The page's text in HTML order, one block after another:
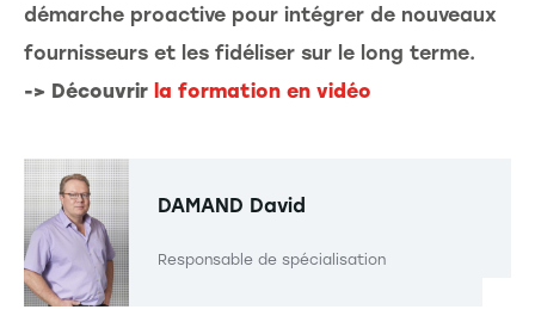
démarche proactive pour intégrer de nouveaux
fournisseurs et les fidéliser sur le long terme.
-> Découvrir la formation en vidéo
DAMAND David
Responsable de spécialisation